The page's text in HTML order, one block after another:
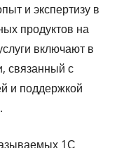
и экспертизу в
продуктов на
включают в
связанный с
и поддержкой
1С